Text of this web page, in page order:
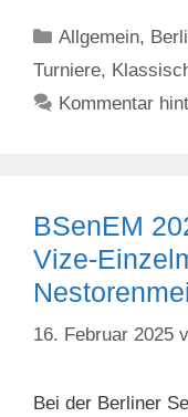
Kategorien
Allgemein,
Turniere,
Kommentar
BSenEM
Vize-
16. Februar 2025
Bei der Berliner